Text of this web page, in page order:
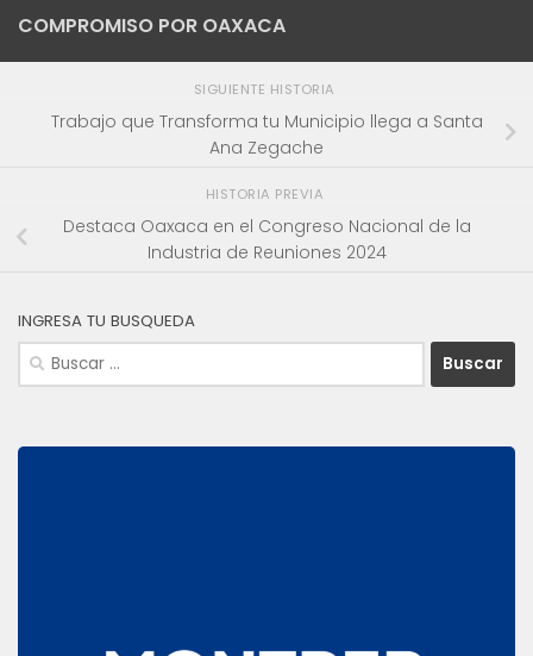
COMPROMISO POR OAXACA
SIGUIENTE HISTORIA
Trabajo que Transforma tu Municipio llega a Santa
Ana Zegache
HISTORIA PREVIA
Destaca Oaxaca en el Congreso Nacional de la
Industria de Reuniones 2024
INGRESA TU BUSQUEDA
Buscar: